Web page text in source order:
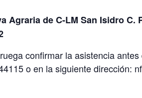
Agraria de C-LM San Isidro C.
confirmar la asistencia
o en la siguiente dirección: